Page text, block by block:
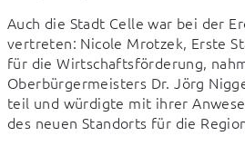
Auch die Stadt Celle war bei der
vertreten: Nicole Mrotzek, Erste
für die Wirtschaftsförderung,
Oberbürgermeisters Dr. Jörg
teil und würdigte mit ihrer
des neuen Standorts für die